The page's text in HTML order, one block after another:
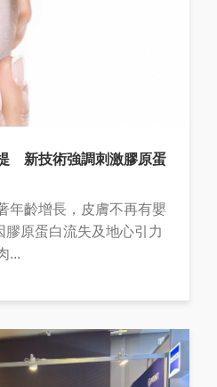
新技術強調刺激膠原蛋
年齡增長，皮膚不再有嬰
膠原蛋白流失及地心引力
...